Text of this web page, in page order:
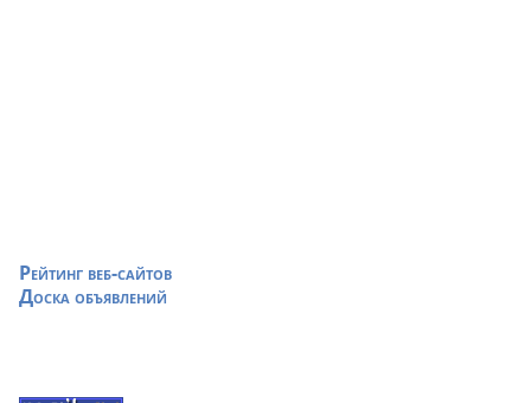
Рейтинг веб-сайтов
Доска объявлений